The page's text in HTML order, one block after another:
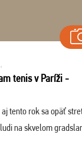
tenis v Paríži -
tento rok sa opäť
na skvelom